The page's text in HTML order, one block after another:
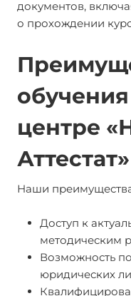
документов,
о прохождении
центре
Аттестат»
Наши
Доступ к
методическим
Возможность
юридических